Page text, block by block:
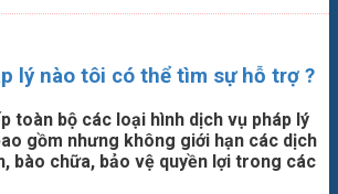
lý nào tôi có thể tìm sự hỗ trợ ?
toàn bộ các loại hình dịch vụ pháp lý
gồm nhưng không giới hạn các dịch
bào chữa, bảo vệ quyền lợi trong các